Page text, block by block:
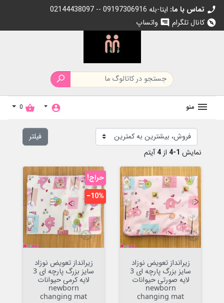
call تماس با ما: 02144438097 -- 09197306916 ایتا-بله
explore کانال تلگرام chat واتساپ

منو account_circle
shopping_basket
0
فیلتر
نمایش 1-4 از4آیتم
زیرانداز تعویض نوزاد
سایز بزرگ پارچه ای 3
لایه صورتی حیوانات
newborn
changing mat
زیرانداز تعویض نوزاد
سایز بزرگ پارچه ای 3
لایه کرمی حیوانات
newborn
changing mat
حراج!
‎−10%